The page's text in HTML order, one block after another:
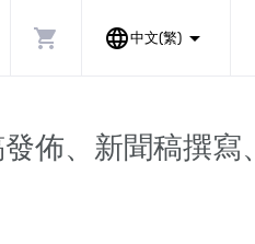
shopping_cart language中文(繁) arrow_drop_down
佈、新聞稿撰寫、